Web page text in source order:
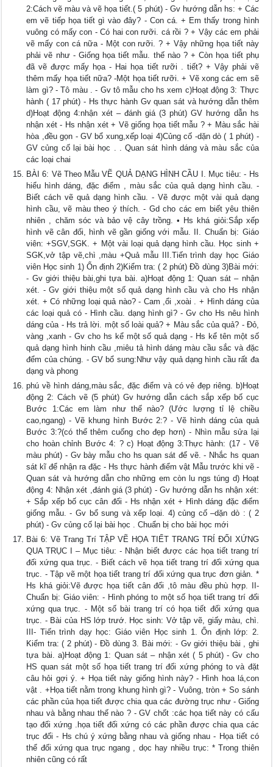
2:Cách vẽ màu và vẽ họa tiết.( 5 phút) - Gv hướng dẫn hs: + Các
em vẽ tiếp họa tiết gì vào đây? - Con cá. + Em thấy trong hình
vuông có mấy con - Có hai con rưỡi. cá rồi ? + Vậy các em phải
vẽ mấy con cá nữa - Một con rưỡi. ? + Vậy những họa tiết này
phải vẽ như - Giống họa tiết mẫu. thế nào ? + Còn họa tiết phụ
đã vẽ được mấy họa - Hai họa tiết rưỡi . tiết? + Vậy phải vẽ
thêm mấy họa tiết nữa? -Một họa tiết rưỡi. + Vẽ xong các em sẽ
làm gì? - Tô màu . - Gv tô mẫu cho hs xem c)Hoạt động 3: Thực
hành ( 17 phút) - Hs thực hành Gv quan sát và hướng dẫn thêm
d)Hoạt động 4:nhận xét – đánh giá (3 phút) GV hướng dẫn hs
nhận xét - Hs nhận xét + Vẽ giống họa tiết mẫu ? + Màu sắc hài
hòa ,đều gọn - GV bổ xung,xếp loại 4)Củng cố -dặn dò ( 1 phút) -
GV củng cố lại bài học . . Quan sát hình dáng và màu sắc của
các loại chai
BÀI 6: Vẽ Theo Mẫu VẼ QUẢ DẠNG HÌNH CẦU I. Mục tiêu: - Hs
hiểu hình dáng, đặc điểm , màu sắc của quả dạng hình cầu. -
Biết cách vẽ quả dạng hình cầu. - Vẽ được một vài quả dạng
hình cầu, vẽ màu theo ý thích. - Gd cho các em biết yêu thiên
nhiên , chăm sóc và bảo vệ cây trồng. • Hs khá giỏi:Sắp xếp
hình vẽ cân đối, hình vẽ gần giống với mẫu. II. Chuẩn bị: Giáo
viên: +SGV,SGK. + Một vài loại quả dạng hình cầu. Học sinh +
SGK,vở tập vẽ,chì ,màu +Quả mẫu III.Tiến trình dạy học Giáo
viên Học sinh 1) Ổn định 2)Kiểm tra: ( 2 phút) Đồ dùng 3)Bài mới:
- Gv giới thiệu bài,ghi tựa bài. a)Hoạt động 1: Quan sát – nhận
xét. - Gv giới thiệu một số quả dạng hình cầu và cho Hs nhận
xét. + Có những loại quả nào? - Cam ,ổi ,xoài . + Hình dáng của
các loại quả có - Hình cầu. dạng hình gì? - Gv cho Hs nêu hình
dáng của - Hs trả lời. một số loài quả? + Màu sắc của quả? - Đỏ,
vàng ,xanh - Gv cho hs kể một số quả dạng - Hs kể tên một số
quả dạng hình hinh cầu ,miêu tả hình dáng màu cầu sắc và đặc
đểm của chúng. - GV bổ sung:Như vậy quả dạng hình cầu rất đa
dạng và phong
phú về hình dáng,màu sắc, đặc điểm và có vẻ đẹp riêng. b)Hoạt
động 2: Cách vẽ (5 phút) Gv hướng dẫn cách sắp xếp bố cục
Bước 1:Các em làm như thế nào? (Ước lượng tỉ lệ chiều
cao,ngang) - Vẽ khung hình Bước 2:? - Vẽ hình dáng của quả
Bước 3:?(có thể thêm cuống cho đẹp hơn) - Nhìn mẫu sửa lại
cho hoàn chỉnh Bước 4: ? c) Hoạt động 3:Thực hành: (17 - Vẽ
màu phút) - Gv bày mẫu cho hs quan sát để vẽ. - Nhắc hs quan
sát kĩ để nhận ra đặc - Hs thực hành điểm vật Mẫu trước khi vẽ -
Quan sát và hướng dẫn cho những em còn lu ngs túng d) Hoạt
động 4: Nhận xét ,đánh giá (3 phút) - Gv hướng dẫn hs nhận xét:
+ Sắp xếp bố cục cân đối - Hs nhận xét + Hình dáng đặc điểm
giống mẫu. - Gv bổ sung và xếp loại. 4) củng cố –dặn dò : ( 2
phút) - Gv củng cố lại bài học . Chuẩn bị cho bài học mới
Bài 6: Vẽ Trang Trí TẬP VẼ HỌA TIẾT TRANG TRÍ ĐỐI XỨNG
QUA TRỤC I – Mục tiêu: - Nhận biết được các họa tiết trang trí
đối xứng qua trục. - Biết cách vẽ họa tiết trang trí đối xứng qua
trục. - Tập vẽ một họa tiết trang trí đối xứng qua trục đơn giản. *
Hs khá giỏi:Vẽ được họa tiết cân đối ,tô màu đều phù hợp. II-
Chuẩn bị: Giáo viên: - Hình phóng to một số họa tiết trang trí đối
xứng qua trục. - Một số bài trang trí có họa tiết đối xứng qua
trục. - Bài của HS lớp trướ. Học sinh: Vở tập vẽ, giấy màu, chì.
III- Tiến trình dạy học: Giáo viên Học sinh 1. Ổn định lớp: 2.
Kiểm tra: ( 2 phút) - Đồ dùng 3. Bài mới: - Gv giới thiệu bài , ghi
tựa bài. a)Hoạt động 1: Quan sát – nhận xét ( 5 phút) - Gv cho
HS quan sát một số họa tiết trang trí đối xứng phóng to và đặt
câu hỏi gợi ý. + Họa tiết này giống hình này? - Hình hoa lá,con
vật . +Họa tiết nằm trong khung hình gì? - Vuông, tròn + So sánh
các phần của họa tiết được chia qua các đường trục như - Giống
nhau và bằng nhau thế nào ? - GV chốt :các họa tiết này có cấu
tạo đối xứng .họa tiết đối xứng có các phần được chia qua các
trục đối - Hs chú ý xứng bằng nhau và giống nhau - Họa tiết có
thể đối xứng qua trục ngang , dọc hay nhiều trục: * Trong thiên
nhiên cũng có rất